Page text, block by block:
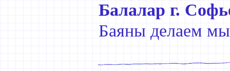
Балалар г.
Баяны делаем